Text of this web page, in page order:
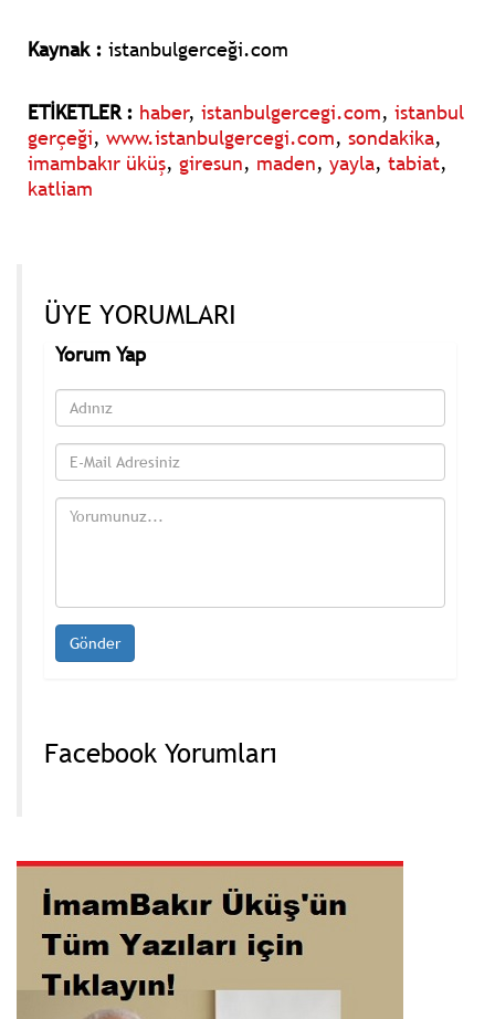
Kaynak : istanbulgerceği.com
ETİKETLER : haber, istanbulgercegi.com, istanbul
gerçeği, www.istanbulgercegi.com, sondakika,
imambakır üküş, giresun, maden, yayla, tabiat,
katliam
ÜYE YORUMLARI
Yorum Yap
Facebook Yorumları